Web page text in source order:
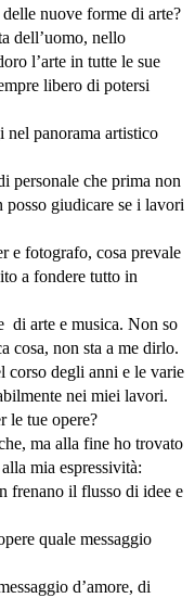
nuove forme di arte?
dell’uomo, nello
l’arte in tutte le sue
libero di potersi
nel panorama artistico
personale che prima non
posso giudicare se i lavori
e fotografo, cosa prevale
a fondere tutto in
di arte e musica. Non so
cosa, non sta a me dirlo.
corso degli anni e le varie
nei miei lavori.
le tue opere?
ma alla fine ho trovato
mia espressività:
frenano il flusso di idee e
quale messaggio
d’amore, di